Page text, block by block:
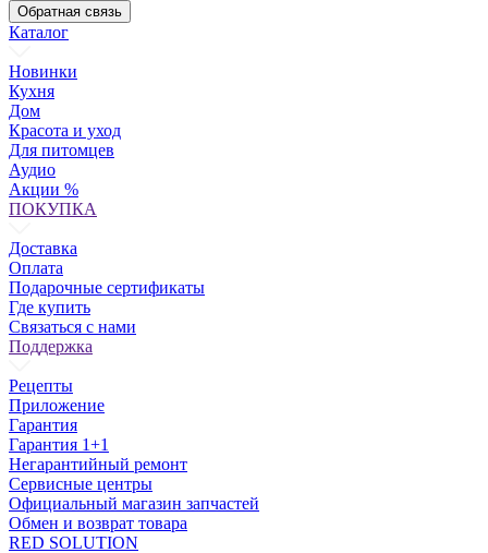
Обратная связь
Каталог
Новинки
Кухня
Дом
Красота и уход
Для питомцев
Аудио
Акции %
ПОКУПКА
Доставка
Оплата
Подарочные сертификаты
Где купить
Связаться с нами
Поддержка
Рецепты
Приложение
Гарантия
Гарантия 1+1
Негарантийный ремонт
Сервисные центры
Официальный магазин запчастей
Обмен и возврат товара
RED SOLUTION